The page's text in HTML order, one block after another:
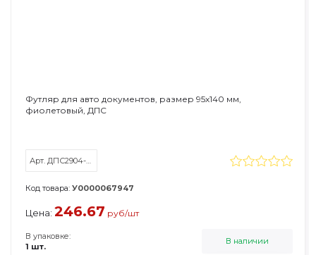
Футляр для авто документов, размер 95х140 мм,
фиолетовый, ДПС
Арт. ДПС2904-110
Код товара: У0000067947
Цена: 246.67 руб/шт
В упаковке:
1 шт.
В наличии